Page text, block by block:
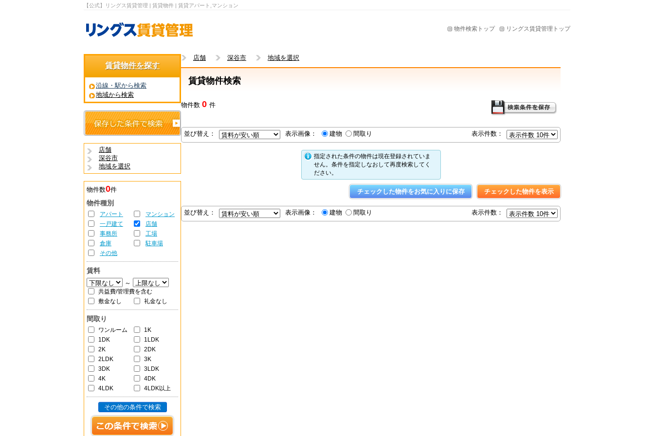
【公式】リングス賃貸管理 | 賃貸物件 | 賃貸アパート,マンション
物件検索トップ リングス賃貸管理トップ
賃貸物件を探す
沿線・駅から検索
地域から検索
店舗
深谷市
地域を選択
物件数0件
物件種別
アパート
マンション
一戸建て
店舗
事務所
工場
倉庫
駐車場
その他
賃料
～
共益費/管理費を含む
敷金なし
礼金なし
間取り
ワンルーム
1K
1DK
1LDK
2K
2DK
2LDK
3K
3DK
3LDK
4K
4DK
4LDK
4LDK以上
その他の条件で検索
店舗 深谷市 地域を選択
賃貸物件検索
物件数 0 件
並び替え： 表示画像： 建物 間取り 表示件数：
指定された条件の物件は現在登録されていま
せん。条件を指定しなおして再度検索してく
ださい。
並び替え： 表示画像： 建物 間取り 表示件数：